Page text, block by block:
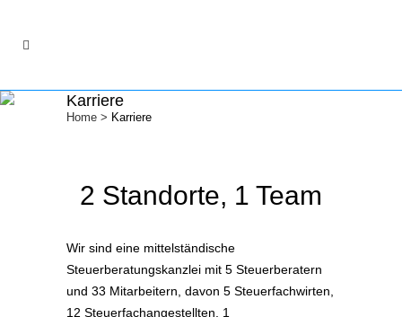
Karriere
Home > Karriere
2 Standorte, 1 Team
Wir sind eine mittelständische
Steuerberatungskanzlei mit 5 Steuerberatern
und 33 Mitarbeitern, davon 5 Steuerfachwirten,
12 Steuerfachangestellten, 1